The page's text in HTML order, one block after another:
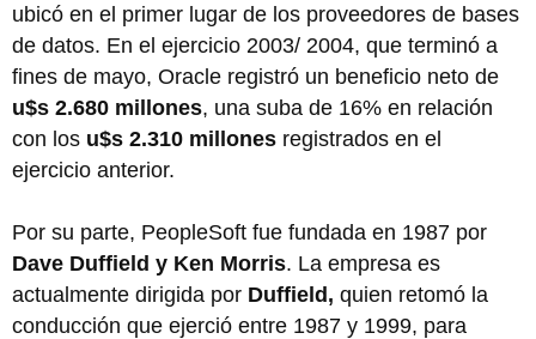
ubicó en el primer lugar de los proveedores de bases
de datos. En el ejercicio 2003/ 2004, que terminó a
fines de mayo, Oracle registró un beneficio neto de
u$s 2.680 millones, una suba de 16% en relación
con los u$s 2.310 millones registrados en el
ejercicio anterior.
Por su parte, PeopleSoft fue fundada en 1987 por
Dave Duffield y Ken Morris. La empresa es
actualmente dirigida por Duffield, quien retomó la
conducción que ejerció entre 1987 y 1999, para